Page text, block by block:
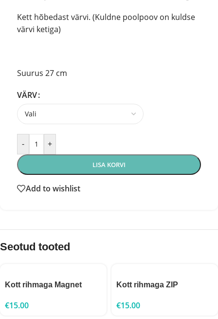
Kett hõbedast värvi. (Kuldne poolpoov on kuldse
värvi ketiga)
Suurus 27 cm
VÄRV
- +
LISA KORVI
Add to wishlist
Seotud tooted
Kott rihmaga Magnet
€15.00
Kott rihmaga ZIP
€15.00